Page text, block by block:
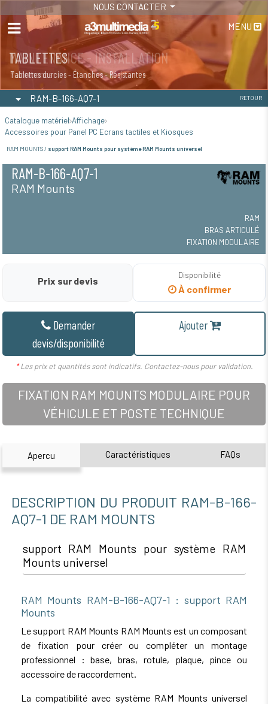
NOUS CONTACTER
MENU
MAINTENANCE - INSTALLATION
Maintenance
TABLETTES
Tablettes durcies - Étanches - Résistantes
RAM-B-166-AQ7-1 RETOUR
Catalogue matériel Affichage
Accessoires pour Panel PC Ecrans tactiles et Kiosques
RAM MOUNTS / support RAM Mounts pour système RAM Mounts universel
RAM-B-166-AQ7-1
RAM Mounts
RAM
BRAS ARTICULÉ
FIXATION MODULAIRE
Prix sur devis
Disponibilité
À confirmer
Demander
devis/disponibilité
Ajouter
*Les prix et quantités sont indicatifs. Contactez-nous pour validation.
FIXATION RAM MOUNTS MODULAIRE POUR
VÉHICULE ET POSTE TECHNIQUE
Apercu Caractéristiques FAQs
DESCRIPTION DU PRODUIT RAM-B-166-
AQ7-1 DE RAM MOUNTS
support RAM Mounts pour système RAM
Mounts universel
RAM Mounts RAM-B-166-AQ7-1 : support RAM
Mounts
Le support RAM Mounts RAM Mounts est un composant
de fixation pour créer ou compléter un montage
professionnel : base, bras, rotule, plaque, pince ou
accessoire de raccordement.
La compatibilité avec système RAM Mounts universel